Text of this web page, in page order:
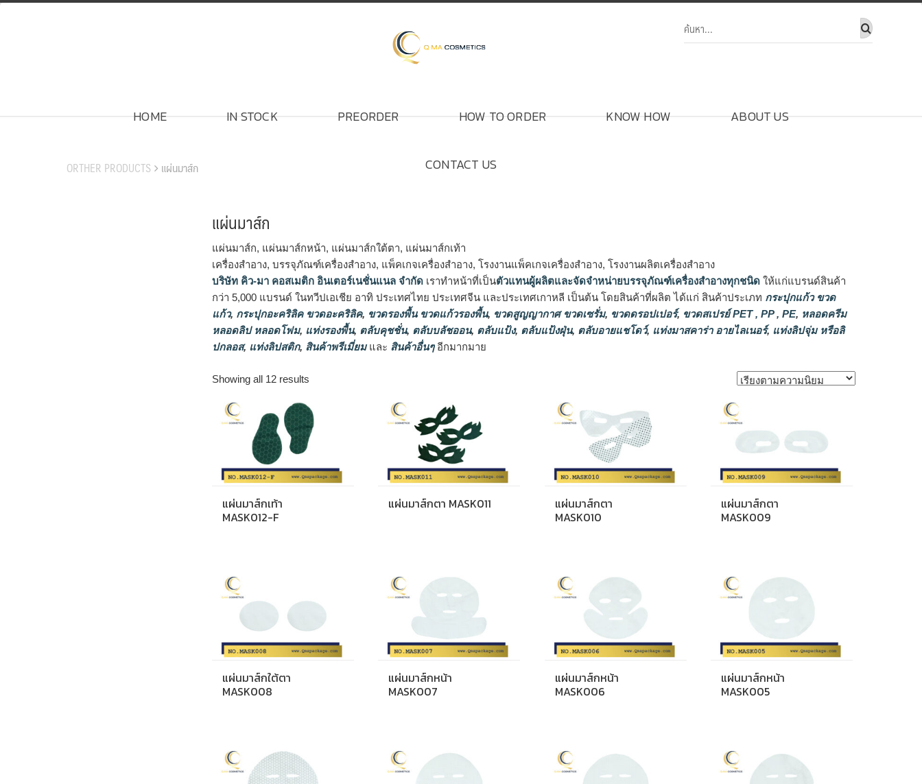
Skip
HOME IN STOCK PREORDER HOW TO ORDER KNOW HOW ABOUT US
CONTACT US
ORTHER PRODUCTS แผ่นมาส์ก
แผ่นมาส์ก
แผ่นมาส์ก, แผ่นมาส์กหน้า, แผ่นมาส์กใต้ตา, แผ่นมาส์กเท้า
เครื่องสำอาง, บรรจุภัณฑ์เครื่องสำอาง, แพ็คเกจเครื่องสำอาง, โรงงานแพ็คเกจเครื่องสำอาง, โรงงานผลิตเครื่องสำอาง
บริษัท คิว-มา คอสเมติก อินเตอร์เนชั่นแนล จำกัด เราทำหน้าที่เป็นตัวแทนผู้ผลิตและจัดจำหน่ายบรรจุภัณฑ์เครื่องสำอางทุกชนิด ให้แก่แบรนด์สินค้า
กว่า 5,000 แบรนด์ ในทวีปเอเชีย อาทิ ประเทศไทย ประเทศจีน และประเทศเกาหลี เป็นต้น โดยสินค้าที่ผลิต ได้แก่ สินค้าประเภท กระปุกแก้ว ขวด
แก้ว, กระปุกอะคริลิค ขวดอะคริลิค, ขวดรองพื้น ขวดแก้วรองพื้น, ขวดสูญญากาศ ขวดเซรั่ม, ขวดดรอปเปอร์, ขวดสเปรย์ PET , PP , PE, หลอดครีม
หลอดลิป หลอดโฟม, แท่งรองพื้น, ตลับคุชชั่น, ตลับบลัชออน, ตลับแป้ง, ตลับแป้งฝุ่น, ตลับอายแชโดว์, แท่งมาสคาร่า อายไลเนอร์, แท่งลิปจุ่ม หรือลิ
ปกลอส, แท่งลิปสติก, สินค้าพรีเมี่ยมและ สินค้าอื่นๆอีกมากมาย
Showing all 12 results
popularity
แผ่นมาส์กเท้า
MASK012-F
แผ่นมาส์กตา MASK011
แผ่นมาส์กตา
MASK010
แผ่นมาส์กตา
MASK009
แผ่นมาส์กใต้ตา
MASK008
แผ่นมาส์กหน้า
MASK007
แผ่นมาส์กหน้า
MASK006
แผ่นมาส์กหน้า
MASK005